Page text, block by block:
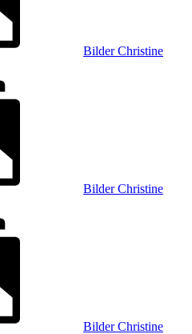
Bilder Christine
Bilder Christine
Bilder Christine